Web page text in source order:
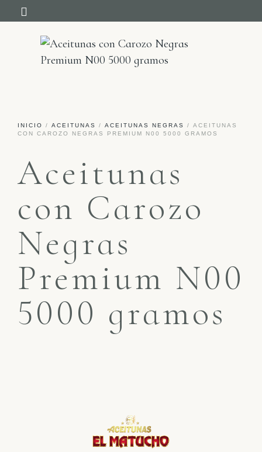
INICIO / ACEITUNAS / ACEITUNAS NEGRAS
/ ACEITUNAS
CON CAROZO NEGRAS PREMIUM N00 5000 GRAMOS
Aceitunas
con Carozo
Negras
Premium N00
5000 gramos